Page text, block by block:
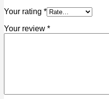
Your rating *
Your review *